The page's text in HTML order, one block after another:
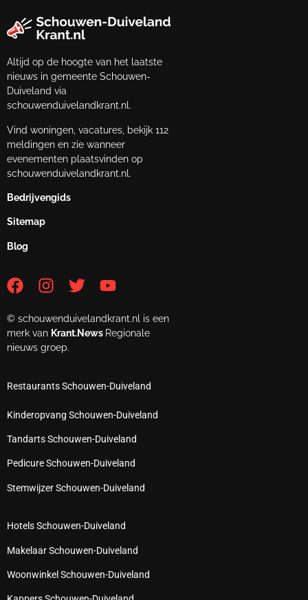
Altijd op de hoogte van het laatste
nieuws in gemeente Schouwen-
Duiveland via
schouwenduivelandkrant.nl.
Vind woningen, vacatures, bekijk 112
meldingen en zie wanneer
evenementen plaatsvinden op
schouwenduivelandkrant.nl.
Bedrijvengids
Sitemap
Blog
© schouwenduivelandkrant.nl is een
merk van Krant.News Regionale
nieuws groep.
Restaurants Schouwen-Duiveland
Kinderopvang Schouwen-Duiveland
Tandarts Schouwen-Duiveland
Pedicure Schouwen-Duiveland
Stemwijzer Schouwen-Duiveland
Hotels Schouwen-Duiveland
Makelaar Schouwen-Duiveland
Woonwinkel Schouwen-Duiveland